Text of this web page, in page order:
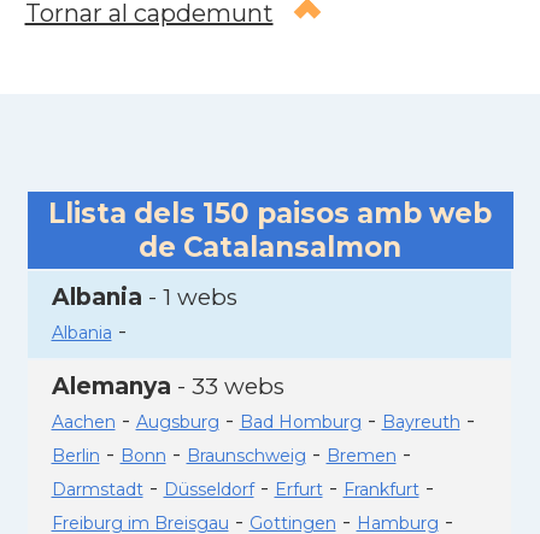
Tornar al capdemunt
Llista dels 150 paisos amb web
de Catalansalmon
Albania - 1 webs
Albania -
Alemanya - 33 webs
Aachen - Augsburg - Bad Homburg - Bayreuth -
Berlin - Bonn - Braunschweig - Bremen -
Darmstadt- Düsseldorf- Erfurt- Frankfurt-
Freiburg im Breisgau - Gottingen - Hamburg -